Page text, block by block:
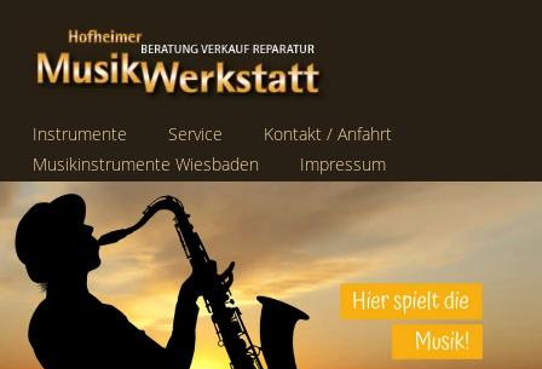
Instrumente Service
Kontakt / Anfahrt
Musikinstrumente Wiesbaden
Impressum
Datenschutzerklärung